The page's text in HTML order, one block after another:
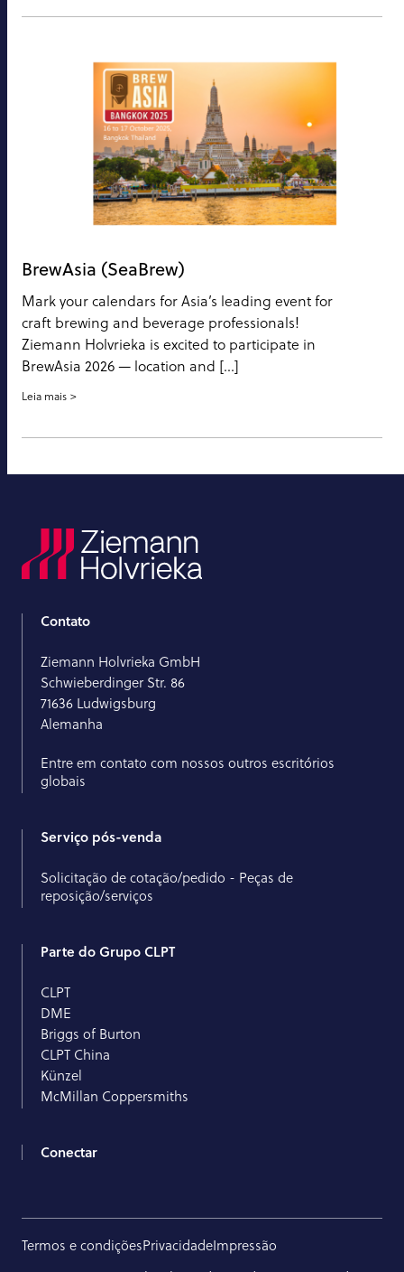
BrewAsia (SeaBrew)
Mark your calendars for Asia’s leading event for
craft brewing and beverage professionals!
Ziemann Holvrieka is excited to participate in
BrewAsia 2026 — location and […]
Leia mais
Contato
Ziemann Holvrieka GmbH
Schwieberdinger Str. 86
71636 Ludwigsburg
Alemanha
Entre em contato com nossos outros escritórios
globais
Serviço pós-venda
Solicitação de cotação/pedido - Peças de
reposição/serviços
Parte do Grupo CLPT
CLPT
DME
Briggs of Burton
CLPT China
Künzel
McMillan Coppersmiths
Conectar
Termos e condiçõesPrivacidadeImpressão